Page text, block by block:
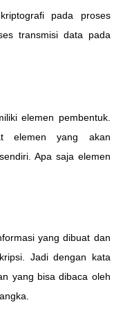
pada proses
transmisi data pada
elemen pembentuk.
elemen yang akan
Apa saja elemen
yang dibuat dan
Jadi dengan kata
yang bisa dibaca oleh